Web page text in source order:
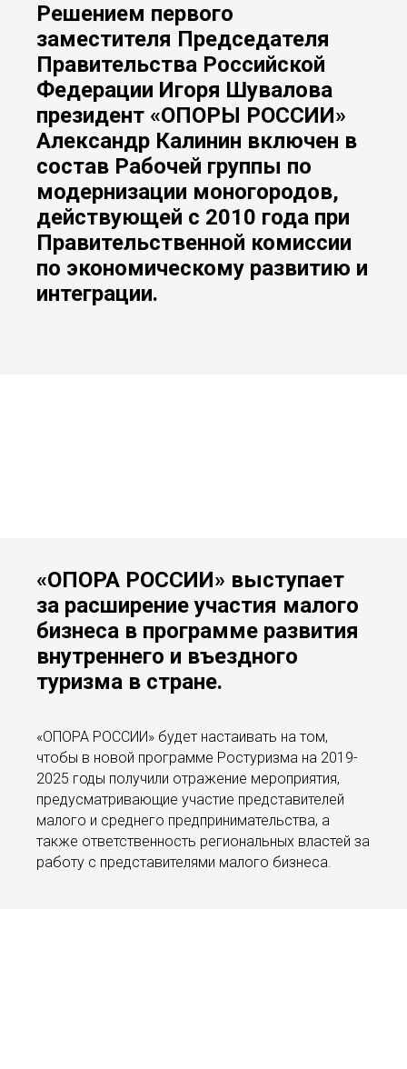
Решением первого
заместителя Председателя
Правительства Российской
Федерации Игоря Шувалова
президент «ОПОРЫ РОССИИ»
Александр Калинин включен в
состав Рабочей группы по
модернизации моногородов,
действующей с 2010 года при
Правительственной комиссии
по экономическому развитию и
интеграции.
«ОПОРА РОССИИ» выступает
за расширение участия малого
бизнеса в программе развития
внутреннего и въездного
туризма в стране.
«ОПОРА РОССИИ» будет настаивать на том,
чтобы в новой программе Ростуризма на 2019-
2025 годы получили отражение мероприятия,
предусматривающие участие представителей
малого и среднего предпринимательства, а
также ответственность региональных властей за
работу с представителями малого бизнеса.